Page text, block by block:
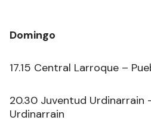
Domingo
17.15 Central Larroque –
20.30 Juventud Urdinarrain
Urdinarrain